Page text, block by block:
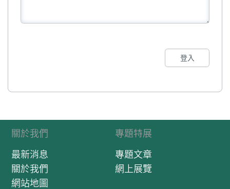
登入
關於我們
最新消息
關於我們
網站地圖
專題特展
專題文章
網上展覽